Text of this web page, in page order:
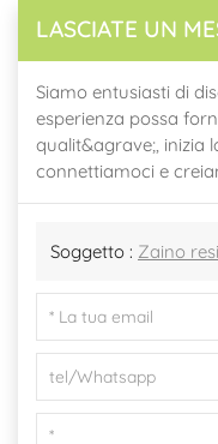
LASCIATE UN
Siamo entusiasti di
esperienza possa
qualit&agrave;, inizia
connettiamoci e
Soggetto : Zaino